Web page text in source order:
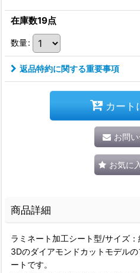
在庫数19点
数量:
返品特約に関する重要事項
カート
お問
お気に
商品詳細
ラミネート加工シート型/サイズ
3Dのダイアモンドカットモデル
ートです。